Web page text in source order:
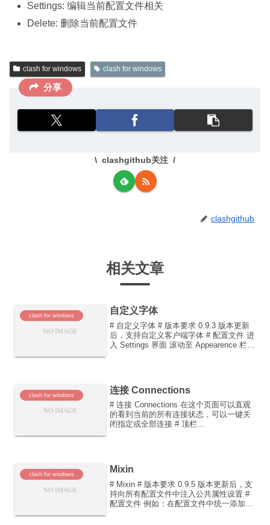
Settings: 编辑当前配置文件相关
Delete: 删除当前配置文件
clash for windows clash for windows
分享
clashgithub关注
clashgithub
相关文章
clash for windows 自定义字体
# 自定义字体 # 版本要求 0.9.3 版本更新
后，支持自定义客户端字体 # 配置文件 进
入 Settings 界面 滚动至 Appearence 栏
clash for windows 连接 Connections
# 连接 Connections 在这个页面可以直观
的看到当前的所有连接状态，可以一键关
闭指定或全部连接 # 顶栏
clash for windows Mixin
# Mixin # 版本要求 0.9.5 版本更新后，支
持向所有配置文件中注入公共属性设置 #
配置文件 例如：在配置文件中统一添加